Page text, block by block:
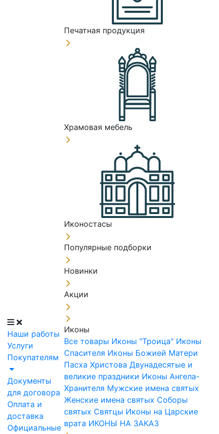
Наши работы
Услуги
Покупателям
Документы
для договора
Оплата и
доставка
Официальные
Печатная продукция
Храмовая мебель
Иконостасы
Популярные подборки
Новинки
Акции
Иконы
Все товары Иконы "Троица" Иконы
Спасителя Иконы Божией Матери
Пасха Христова Двунадесятые и
великие праздники Иконы Ангела-
Хранителя Мужские имена святых
Женские имена святых Соборы
святых Святцы Иконы на Царские
врата ИКОНЫ НА ЗАКАЗ